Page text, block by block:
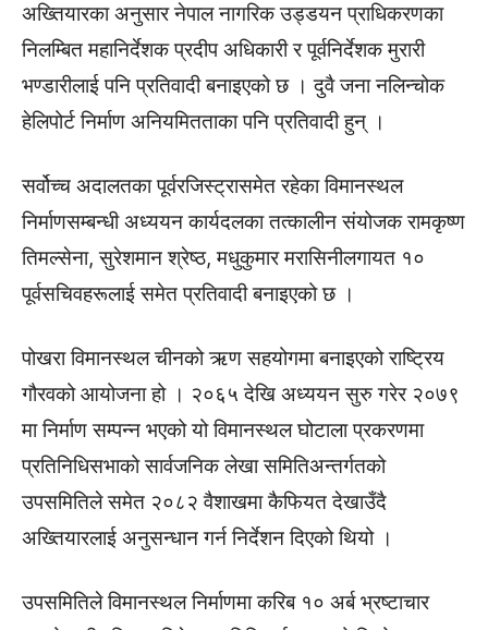
अख्तियारका अनुसार नेपाल नागरिक उड्डयन प्राधिकरणका
निलम्बित महानिर्देशक प्रदीप अधिकारी र पूर्वनिर्देशक मुरारी
भण्डारीलाई पनि प्रतिवादी बनाइएको छ । दुवै जना नलिन्चोक
हेलिपोर्ट निर्माण अनियमितताका पनि प्रतिवादी हुन् ।
सर्वोच्च अदालतका पूर्वरजिस्ट्रासमेत रहेका विमानस्थल
निर्माणसम्बन्धी अध्ययन कार्यदलका तत्कालीन संयोजक रामकृष्ण
तिमल्सेना, सुरेशमान श्रेष्ठ, मधुकुमार मरासिनीलगायत १०
पूर्वसचिवहरूलाई समेत प्रतिवादी बनाइएको छ ।
पोखरा विमानस्थल चीनको ऋण सहयोगमा बनाइएको राष्ट्रिय
गौरवको आयोजना हो । २०६५ देखि अध्ययन सुरु गरेर २०७९
मा निर्माण सम्पन्न भएको यो विमानस्थल घोटाला प्रकरणमा
प्रतिनिधिसभाको सार्वजनिक लेखा समितिअन्तर्गतको
उपसमितिले समेत २०८२ वैशाखमा कैफियत देखाउँदै
अख्तियारलाई अनुसन्धान गर्न निर्देशन दिएको थियो ।
उपसमितिले विमानस्थल निर्माणमा करिब १० अर्ब भ्रष्टाचार